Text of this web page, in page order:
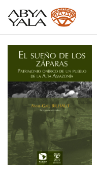
Skip
the
end
of
images
gallery